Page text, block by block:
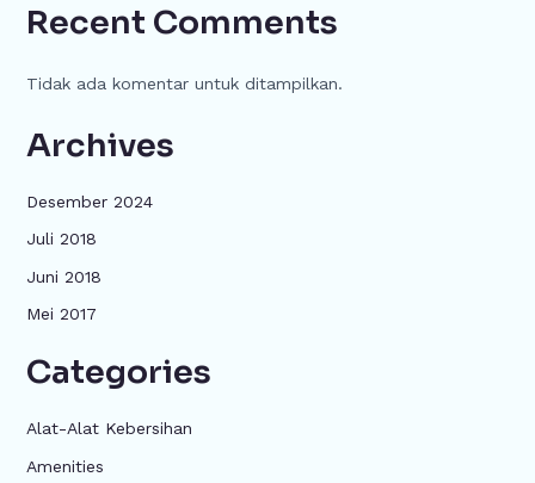
Recent Comments
Tidak ada komentar untuk ditampilkan.
Archives
Desember 2024
Juli 2018
Juni 2018
Mei 2017
Categories
Alat-Alat Kebersihan
Amenities